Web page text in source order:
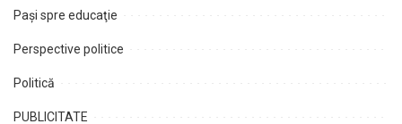
Paşi spre educaţie
Perspective politice
Politică
PUBLICITATE